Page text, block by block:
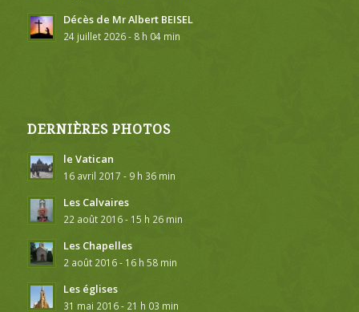
Décès de Mr Albert BEISEL
24 juillet 2026 - 8 h 04 min
DERNIÈRES PHOTOS
le Vatican
16 avril 2017 - 9 h 36 min
Les Calvaires
22 août 2016 - 15 h 26 min
Les Chapelles
2 août 2016 - 16 h 58 min
Les églises
31 mai 2016 - 21 h 03 min